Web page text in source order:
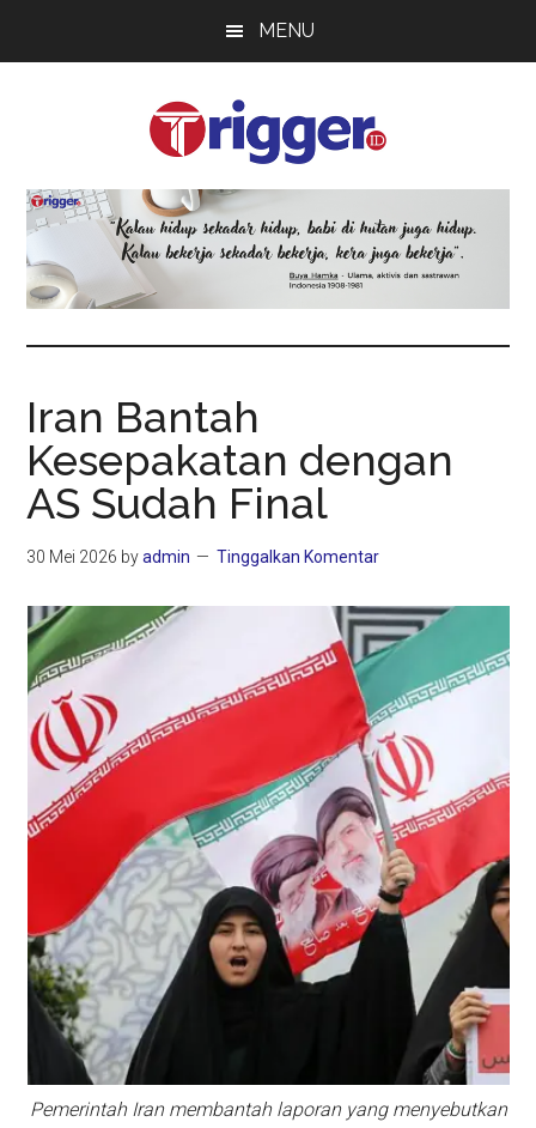
MENU
Trigger
Terkini
Iran Bantah
Kesepakatan dengan
AS Sudah Final
30 Mei 2026 byadmin Tinggalkan Komentar
Pemerintah Iran membantah laporan yang menyebutkan